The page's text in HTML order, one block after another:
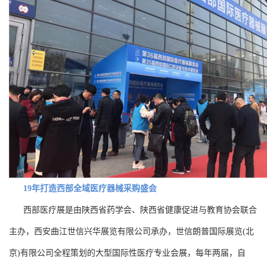
19年打造西部全域医疗器械采购盛会
西部医疗展是由陕西省药学会、陕西省健康促进与教育协会联合
主办，西安曲江世信兴华展览有限公司承办，世信朗普国际展览(北
京)有限公司全程策划的大型国际性医疗专业会展，每年两届，自